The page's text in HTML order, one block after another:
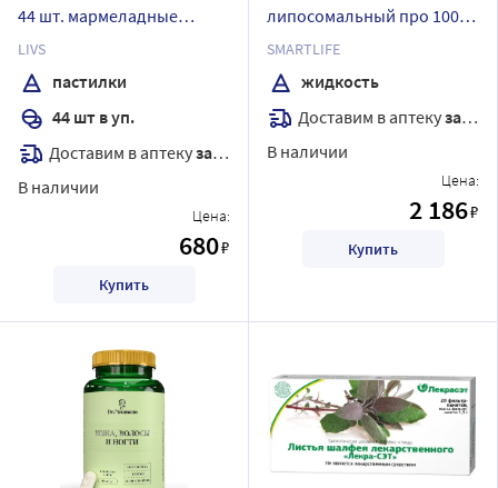
44 шт. мармеладные
пастилки массой 5 гр
LIVS
пастилки
44 шт в уп.
Доставим в аптекузавтра
В наличии
Цена:
680₽
Купить
липосомальный про 100
мл флакон жидкость с
дозатором капельницей
SMARTLIFE
жидкость
Доставим в аптекузавтра
В наличии
Цена:
2 186₽
Купить